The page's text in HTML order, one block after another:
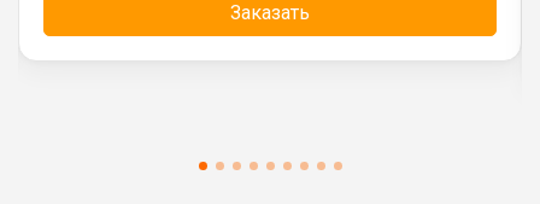
Заказать